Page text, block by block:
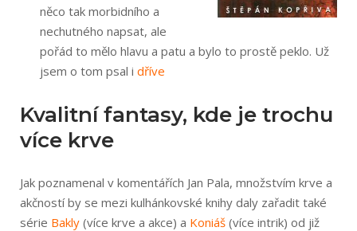
něco tak morbidního a
nechutného napsat, ale
pořád to mělo hlavu a patu a bylo to prostě peklo. Už
jsem o tom psal i dříve
Kvalitní fantasy, kde je trochu
více krve
Jak poznamenal v komentářích Jan Pala, množstvím krve a
akčností by se mezi kulhánkovské knihy daly zařadit také
série Bakly (více krve a akce) a Koniáš (více intrik) od již